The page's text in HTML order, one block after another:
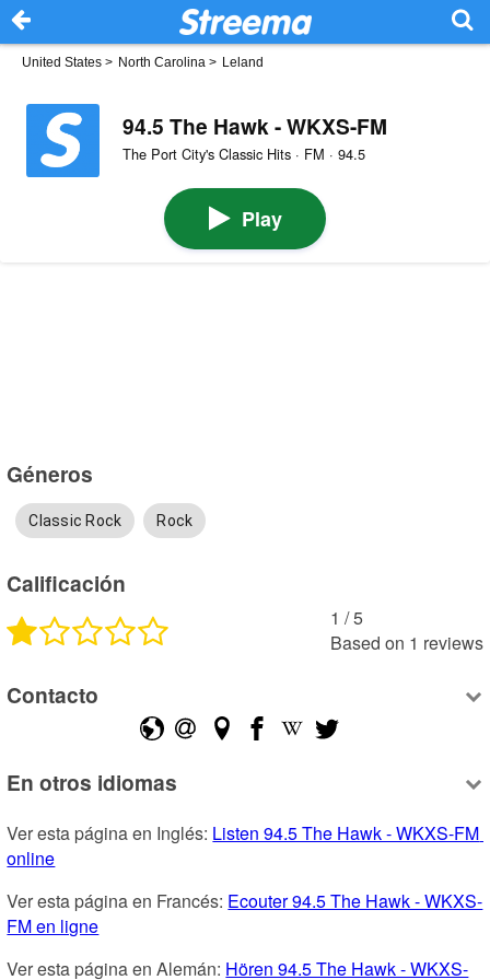
United States > North Carolina > Leland
94.5 The Hawk - WKXS-FM
The Port City's Classic Hits · FM · 94.5
Play
Géneros
Classic Rock Rock
Calificación
1 /5
Based on 1 reviews
Contacto
En otros idiomas
Ver esta página en Inglés: Listen 94.5 The Hawk - WKXS-FM
online
Ver esta página en Francés: Ecouter 94.5 The Hawk - WKXS-
FM en ligne
Ver esta página en Alemán: Hören 94.5 The Hawk - WKXS-